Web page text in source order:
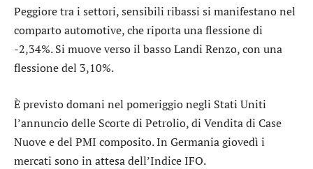
Peggiore tra i settori, sensibili ribassi si manifestano nel
compartoautomotive, che riporta una flessione di
-2,34%. Si muove verso il bassoLandi Renzo, con una
flessione del 3,10%.
È previsto domani nel pomeriggio negli Stati Uniti
l’annuncio delle Scorte di Petrolio, di Vendita di Case
Nuove e del PMI composito. In Germania giovedì i
mercati sono in attesa dell’Indice IFO.